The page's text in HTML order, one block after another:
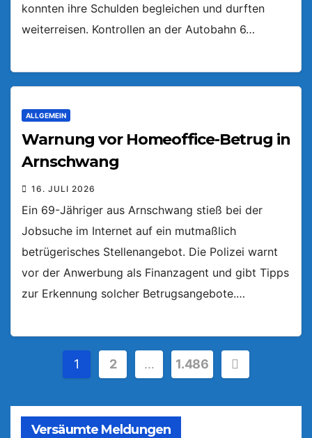
konnten ihre Schulden begleichen und durften
weiterreisen. Kontrollen an der Autobahn 6…
ALLGEMEIN
Warnung vor Homeoffice-Betrug in
Arnschwang
16. JULI 2026
Ein 69-Jähriger aus Arnschwang stieß bei der
Jobsuche im Internet auf ein mutmaßlich
betrügerisches Stellenangebot. Die Polizei warnt
vor der Anwerbung als Finanzagent und gibt Tipps
zur Erkennung solcher Betrugsangebote.…
Seitennummerierung
Beiträge
1 2 … 1.486
Versäumte Meldungen